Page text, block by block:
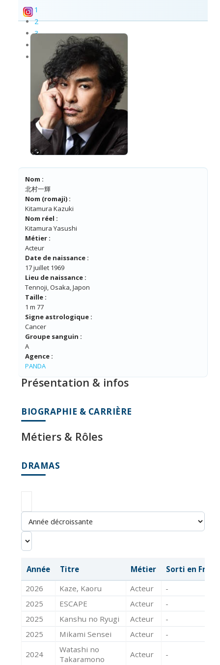
1
2
3
Nom :
北村一輝
Nom (romaji) :
Kitamura Kazuki
Nom réel :
Kitamura Yasushi
Métier :
Acteur
Date de naissance :
17 juillet 1969
Lieu de naissance :
Tennoji, Osaka, Japon
Taille :
1 m 77
Signe astrologique :
Cancer
Groupe sanguin :
A
Agence :
PANDA
Présentation & infos
BIOGRAPHIE & CARRIÈRE
Métiers & Rôles
DRAMAS
Année Titre Métier
Sorti en
2026
Kaze, Kaoru Acteur
-
2025
ESCAPE Acteur
-
2025
Kanshu no Ryugi Acteur
-
2025
Mikami Sensei Acteur -
2024
Watashi no
Takaramono
Acteur -